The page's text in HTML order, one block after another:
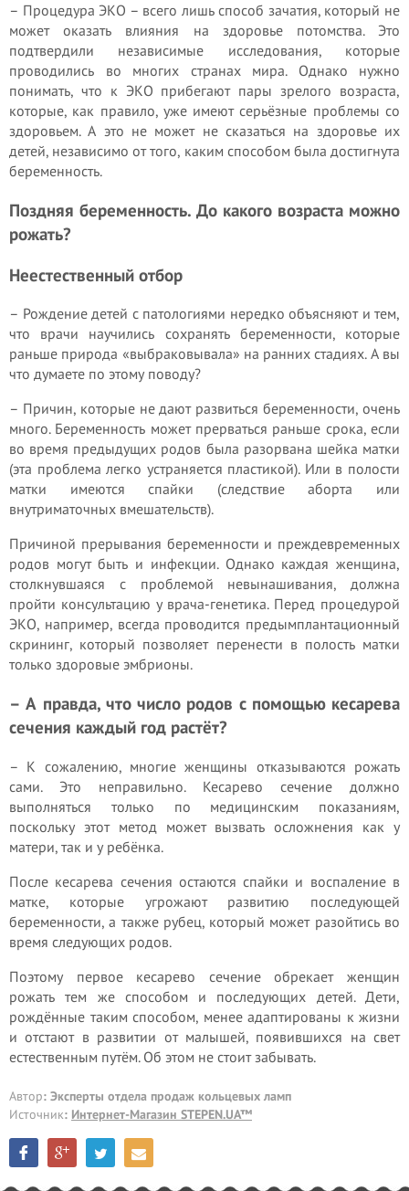
– Процедура ЭКО – всего лишь способ зачатия, который не
может оказать влияния на здоровье потомства. Это
подтвердили независимые исследования, которые
проводились во многих странах мира. Однако нужно
понимать, что к ЭКО прибегают пары зрелого возраста,
которые, как правило, уже имеют серьёзные проблемы со
здоровьем. А это не может не сказаться на здоровье их
детей, независимо от того, каким способом была достигнута
беременность.
Поздняя беременность. До какого возраста можно
рожать?
Неестественный отбор
– Рождение детей с патологиями нередко объясняют и тем,
что врачи научились сохранять беременности, которые
раньше природа «выбраковывала» на ранних стадиях. А вы
что думаете по этому поводу?
– Причин, которые не дают развиться беременности, очень
много. Беременность может прерваться раньше срока, если
во время предыдущих родов была разорвана шейка матки
(эта проблема легко устраняется пластикой). Или в полости
матки имеются спайки (следствие аборта или
внутриматочных вмешательств).
Причиной прерывания беременности и преждевременных
родов могут быть и инфекции. Однако каждая женщина,
столкнувшаяся с проблемой невынашивания, должна
пройти консультацию у врача-генетика. Перед процедурой
ЭКО, например, всегда проводится пред­ымплантационный
скрининг, который позволяет перенести в полость матки
только здоровые эмбрионы.
– А правда, что число родов с помощью кесарева
сечения каждый год растёт?
– К сожалению, многие женщины отказываются рожать
сами. Это неправильно. Кесарево сечение должно
выполняться только по медицинским показаниям,
поскольку этот метод может вызвать осложнения как у
матери, так и у ребёнка.
После кесарева сечения остаются спайки и воспаление в
матке, которые угрожают развитию последующей
беременности, а также рубец, который может разойтись во
время следующих родов.
Поэтому первое кесарево сечение обрекает женщин
рожать тем же способом и последующих детей. Дети,
рождённые таким способом, менее адаптированы к жизни
и отстают в развитии от малышей, появившихся на свет
естественным путём. Об этом не стоит забывать.
Автор: Эксперты отдела продаж кольцевых ламп
Источник: Интернет-Магазин STEPEN.UA™